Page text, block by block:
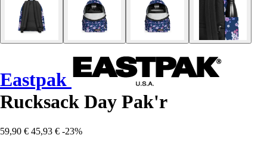
Eastpak
Rucksack Day Pak'r
59,90 € 45,93 € -23%